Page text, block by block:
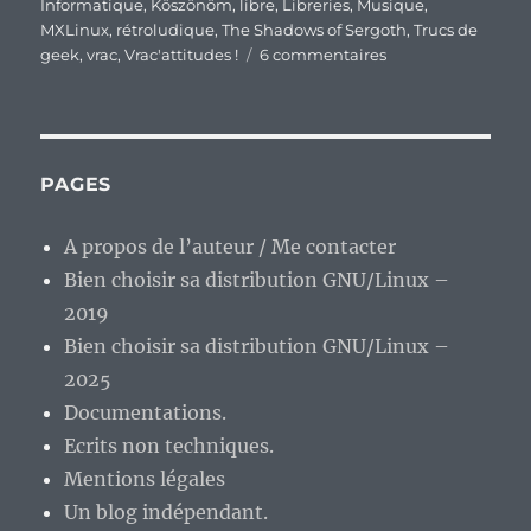
Informatique, Köszönöm, libre, Libreries, Musique,
MXLinux, rétroludique,The Shadows of Sergoth,Trucs de
geek,vrac,Vrac'attitudes ! 6 commentairessur
PAGES
A propos de l’auteur / Me contacter
Bien choisir sa distribution GNU/Linux –
2019
Bien choisir sa distribution GNU/Linux –
2025
Documentations.
Ecrits non techniques.
Mentions légales
Un blog indépendant.